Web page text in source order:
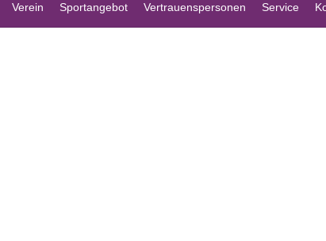
Verein Sportangebot Vertrauenspersonen Service